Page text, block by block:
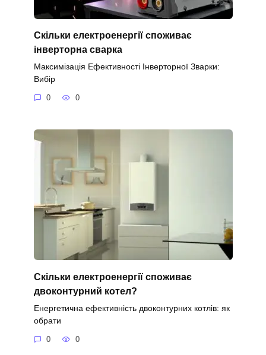
Скільки електроенергії споживає
інверторна сварка
Максимізація Ефективності Інверторної Зварки:
Вибір
0 0
Скільки електроенергії споживає
двоконтурний котел?
Енергетична ефективність двоконтурних котлів: як
обрати
0 0